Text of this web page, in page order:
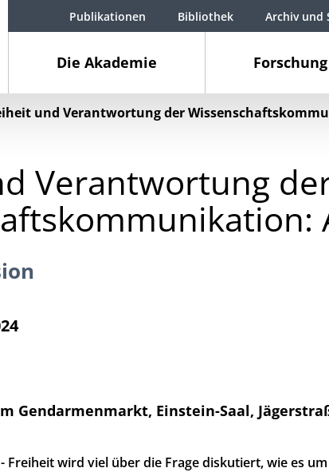
Die Akademie Forschung
Publikationen Bibliothek Archiv und
und Verantwortung der
Verantwortung
Gendarmenmarkt, Einstein-Saal,
Freiheit wird viel über die Frage diskutiert, wie es